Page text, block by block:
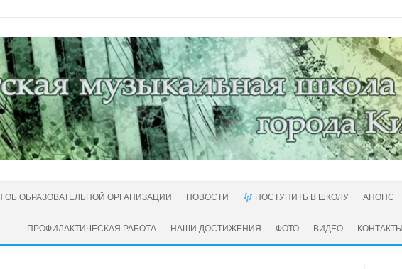
ОБ ОБРАЗОВАТЕЛЬНОЙ ОРГАНИЗАЦИИ НОВОСТИ ПОСТУПИТЬ В ШКОЛУ АНОНС
ПРОФИЛАКТИЧЕСКАЯ РАБОТА НАШИ ДОСТИЖЕНИЯ ФОТО ВИДЕО КОНТАКТЫ